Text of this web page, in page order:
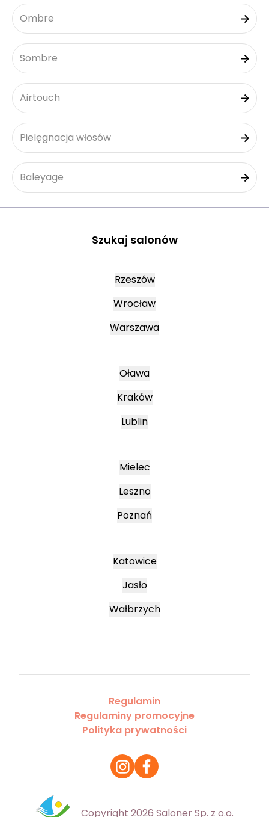
Ombre
Sombre
Airtouch
Pielęgnacja włosów
Baleyage
Szukaj salonów
Rzeszów
Wrocław
Warszawa
Oława
Kraków
Lublin
Mielec
Leszno
Poznań
Katowice
Jasło
Wałbrzych
Regulamin
Regulaminy promocyjne
Polityka prywatności
Copyright 2026 Saloner Sp. z o.o.